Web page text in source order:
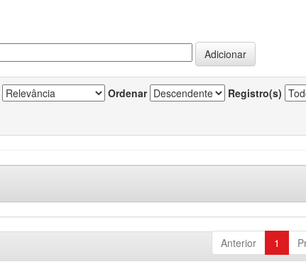
Ordenar Registro(s)
Anterior 1